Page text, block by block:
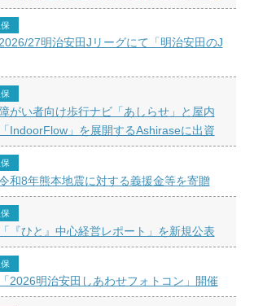
27明治安田Jリーグにて「明治安田のJ
がい者向け歩行ナビ「あしらせ」と屋内
IndoorFlow」を展開するAshiraseに出資
和8年熊本地震に対する義援金等を寄贈
『ひと』中心経営レポート」を新規公表
2026明治安田しあわせフォトコン」開催